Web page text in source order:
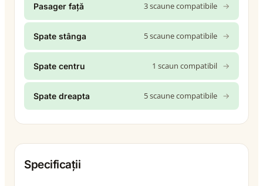
Pasager față 3 scaune compatibile →
Spate stânga 5 scaune compatibile →
Spate centru 1 scaun compatibil →
Spate dreapta 5 scaune compatibile →
Specificații